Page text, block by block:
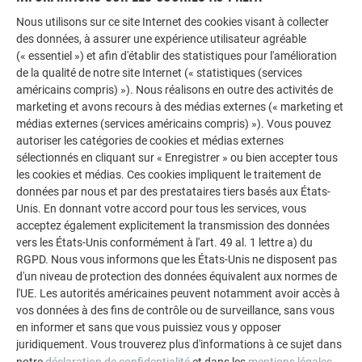
PLUS D’INFORMATIONS
Votre offre personnelle d'artisan de la région
En quelques étapes seulement, vous pouvez maintenant
demander des offres de couvreurs ou de ferblantiers PREFA
Nous utilisons sur ce site Internet des cookies visant à collecter
des données, à assurer une expérience utilisateur agréable
(« essentiel ») et afin d'établir des statistiques pour l'amélioration
de la qualité de notre site Internet (« statistiques (services
américains compris) »). Nous réalisons en outre des activités de
marketing et avons recours à des médias externes (« marketing et
médias externes (services américains compris) »). Vous pouvez
autoriser les catégories de cookies et médias externes
sélectionnés en cliquant sur « Enregistrer » ou bien accepter tous
les cookies et médias. Ces cookies impliquent le traitement de
données par nous et par des prestataires tiers basés aux États-
Unis. En donnant votre accord pour tous les services, vous
acceptez également explicitement la transmission des données
vers les États-Unis conformément à l'art. 49 al. 1 lettre a) du
RGPD. Nous vous informons que les États-Unis ne disposent pas
d'un niveau de protection des données équivalent aux normes de
l'UE. Les autorités américaines peuvent notamment avoir accès à
vos données à des fins de contrôle ou de surveillance, sans vous
en informer et sans que vous puissiez vous y opposer
juridiquement. Vous trouverez plus d'informations à ce sujet dans